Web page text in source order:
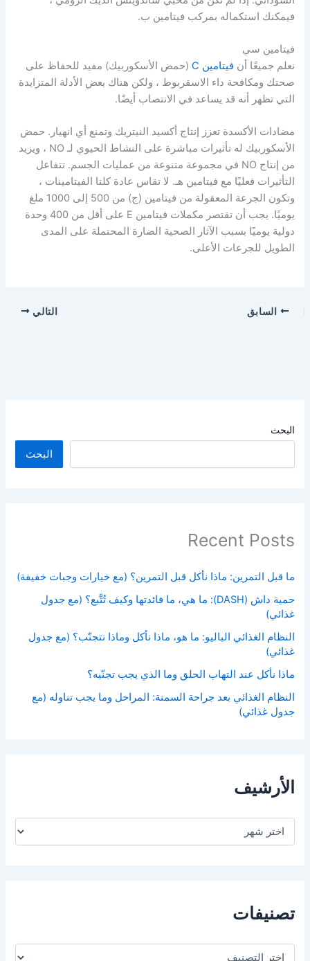
البحث
البحث
Recent Posts
ما قبل التمرين: ماذا نأكل قبل التمرين؟ (مع خيارات وجبات خفيفة)
حمية داش (DASH): ما هي، ما فائدتها وكيف تُتَّبع؟ (مع جدول
غذائي)
النظام الغذائي الباليو: ما هو، ماذا نأكل وماذا نتجنّب؟ (مع جدول
غذائي)
ماذا نأكل عند التهاب الحلق وما الذي يجب تجنّبه؟
النظام الغذائي بعد جراحة السمنة: المراحل وما يجب تناوله (مع
جدول غذائي)
الأرشيف
تصنيفات
فيمكنك استكماله بمركب فيتامين ب.
فيتامين سي
نعلم جميعًا أن فيتامين C
(حمض الأسكوربيك) مفيد للحفاظ على
صحتك ومكافحة داء الاسقربوط ، ولكن هناك بعض الأدلة المتزايدة
التي تظهر أنه قد يساعد في الانتصاب أيضًا.
مضادات الأكسدة تعزز إنتاج أكسيد النيتريك وتمنع أي انهيار. حمض
الأسكوربيك له تأثيرات مباشرة على النشاط الحيوي لـ NO ، ويزيد
من إنتاج NO في مجموعة متنوعة من عمليات الجسم. تتفاعل
التأثيرات فعليًا مع فيتامين هـ. لا تقاس عادة كلتا الفيتامينات ،
وتكون الجرعة المعقولة من فيتامين (ج) من 500 إلى 1000 ملغ
يوميًا. يجب أن تقتصر مكملات فيتامين E على أقل من 400 وحدة
دولية يوميًا بسبب الآثار الصحية الضارة المحتملة على المدى
الطويل للجرعات الأعلى.
السابق التالي